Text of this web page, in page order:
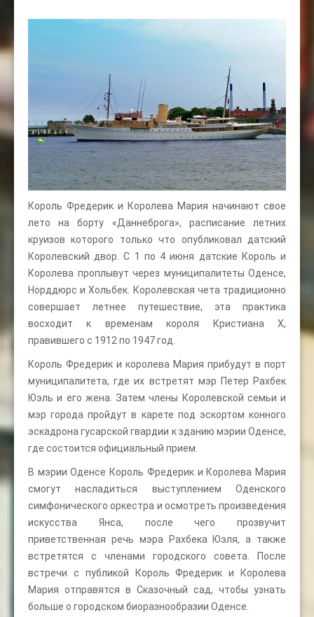
Король Фредерик и Королева Мария начинают свое
лето на борту «Даннеброга», расписание летних
круизов которого только что опубликовал датский
Королевский двор. С 1 по 4 июня датские Король и
Королева проплывут через муниципалитеты Оденсе,
Норддюрс и Хольбек. Королевская чета традиционно
совершает летнее путешествие, эта практика
восходит к временам короля Кристиана X,
правившего с 1912 по 1947 год.
Король Фредерик и королева Мария прибудут в порт
муниципалитета, где их встретят мэр Петер Рахбек
Юэль и его жена. Затем члены Королевской семьи и
мэр города пройдут в карете под эскортом конного
эскадрона гусарской гвардии к зданию мэрии Оденсе,
где состоится официальный прием.
В мэрии Оденсе Король Фредерик и Королева Мария
смогут насладиться выступлением Оденского
симфонического оркестра и осмотреть произведения
искусства Янса, после чего прозвучит
приветственная речь мэра Рахбека Юэля, а также
встретятся с членами городского совета. После
встречи с публикой Король Фредерик и Королева
Мария отправятся в Сказочный сад, чтобы узнать
больше о городском биоразнообразии Оденсе.